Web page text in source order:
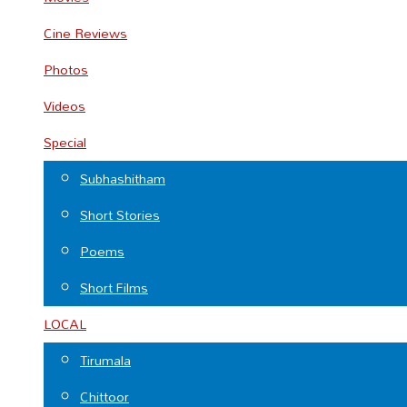
Cine Reviews
Photos
Videos
Special
Subhashitham
Short Stories
Poems
Short Films
LOCAL
Tirumala
Chittoor